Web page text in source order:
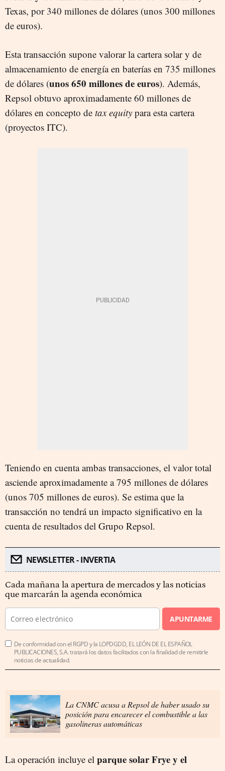
Texas, por 340 millones de dólares (unos 300 millones
de euros).
Esta transacción supone valorar la cartera solar y de
almacenamiento de energía en baterías en 735 millones
de dólares (unos 650 millones de euros). Además,
Repsol obtuvo aproximadamente 60 millones de
dólares en concepto de tax equity para esta cartera
(proyectos ITC).
Teniendo en cuenta ambas transacciones, el valor total
asciende aproximadamente a 795 millones de dólares
(unos 705 millones de euros). Se estima que la
transacción no tendrá un impacto significativo en la
cuenta de resultados del Grupo Repsol.
NEWSLETTER - INVERTIA
Cada mañana la apertura de mercados y las noticias
que marcarán la agenda económica
APUNTARME
De conformidad con el RGPD y la LOPDGDD, EL LEÓN DE EL ESPAÑOL
PUBLICACIONES, S.A. tratará los datos facilitados con la finalidad de remitirle
noticias de actualidad.
La CNMC acusa a Repsol de haber usado su
posición para encarecer el combustible a las
gasolineras automáticas
La operación incluye el parque solar Frye y el